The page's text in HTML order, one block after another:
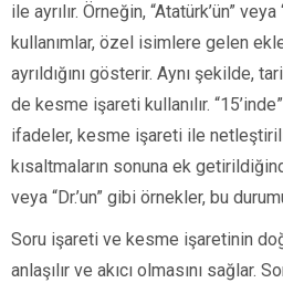
ile ayrılır. Örneğin, “Atatürk’ün”
kullanımlar, özel isimlere gelen
ayrıldığını gösterir. Aynı şekilde,
de kesme işareti kullanılır.
ifadeler, kesme işareti ile
kısaltmaların sonuna ek
veya “Dr.’un” gibi örnekler, bu
Soru işareti ve kesme işaretinin
anlaşılır ve akıcı olmasını sağlar.